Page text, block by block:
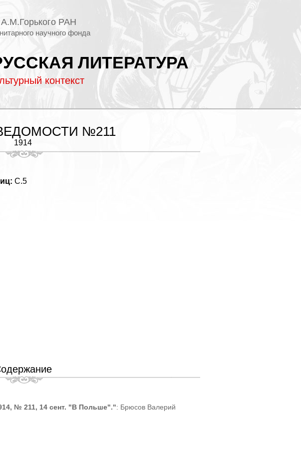
РАН
научного фонда
ЛИТЕРАТУРА
контекст
№211
1914
С.5
№ 211, 14 сент. "В Польше".": Брюсов Валерий